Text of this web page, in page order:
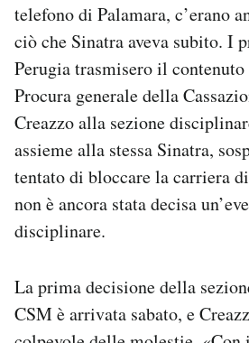
telefono di Palamara, c’erano
ciò che Sinatra aveva subito. I
Perugia trasmisero il
Procura generale della
Creazzo alla sezione
assieme alla stessa Sinatra,
tentato di bloccare la carriera
non è ancora stata decisa
disciplinare.
La prima decisione della
CSM è arrivata sabato, e